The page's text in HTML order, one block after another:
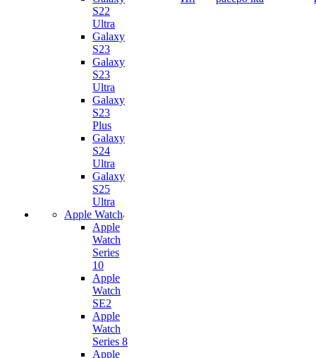
S22
Ultra
Galaxy
S23
Galaxy
S23
Ultra
Galaxy
S23
Plus
Galaxy
S24
Ultra
Galaxy
S25
Ultra
Apple Watch
Apple
Watch
Series
10
Apple
Watch
SE2
Apple
Watch
Series 8
Apple